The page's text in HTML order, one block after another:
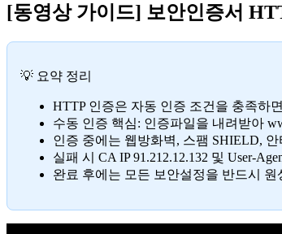
[동영상 가이드] 보안인증서
💡 요약 정리
HTTP 인증은 자동 인증 조건을 충족하
수동 인증 핵심: 인증파일을 내려받아
인증 중에는 웹방화벽, 스팸 SHIELD,
실패 시 CA IP 91.212.12.132 및 User-
완료 후에는 모든 보안설정을 반드시 원